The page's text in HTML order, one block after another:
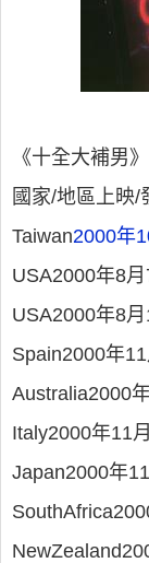
《十全大補男
國家/地區上映/
Taiwan2000年
USA2000年8
USA2000年8
Spain2000年
Australia2000
Italy2000年11
Japan2000年